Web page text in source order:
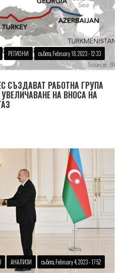
РЕГИОНИ събота, February 18, 2023 - 12:33
СЪЗДАВАТ РАБОТНА ГРУПА
НА ВНОСА НА
АНАЛИЗИ събота, February 4, 2023 - 17:52